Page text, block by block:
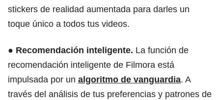
stickers de realidad aumentada para darles un
toque único a todos tus videos.
● Recomendación inteligente. La función de
recomendación inteligente de Filmora está
impulsada por un algoritmo de vanguardia. A
través del análisis de tus preferencias y patrones de